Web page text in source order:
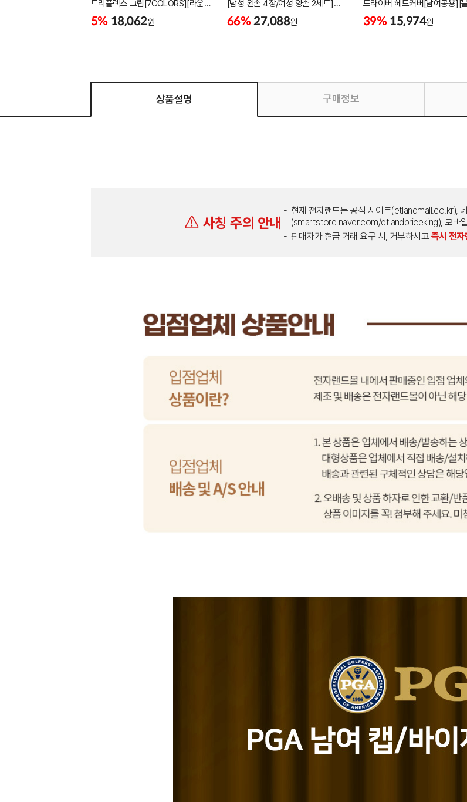
트리플렉스 그립[7COLORS][라운드]
[39g/42g/46g/50g][R/S 토크]
5% 18,062원
[남성 왼손 4장/여성 양손 2세트]
[화이트][케이스포함]
66% 27,088원
드라이버 헤드커버[남여공용][
[HD-302]
39% 15,974원
상품설명 구매정보
사칭 주의 안내
현재 전자랜드는 공식 사이트(etlandmall.co.kr),
(smartstore.naver.com/etlandpriceking), 모바
판매자가 현금 거래 요구 시, 거부하시고 즉시 전